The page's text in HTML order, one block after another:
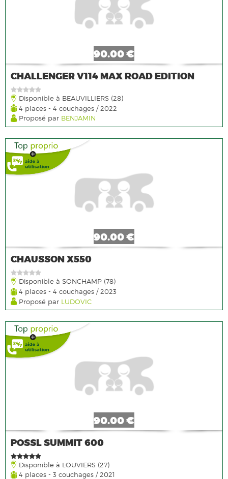
90.00 €
CHALLENGER V114 MAX ROAD EDITION
Disponible à BEAUVILLIERS (28)
4 places - 4 couchages / 2022
Proposé par BENJAMIN
90.00 €
CHAUSSON X550
Disponible à SONCHAMP (78)
4 places - 4 couchages / 2023
Proposé par LUDOVIC
90.00 €
POSSL SUMMIT 600
Disponible à LOUVIERS (27)
4 places - 3 couchages / 2021